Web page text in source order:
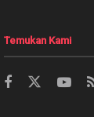
Temukan Kami